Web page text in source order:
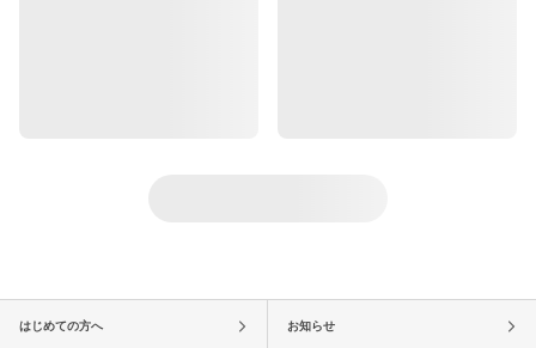
はじめての方へ お知らせ